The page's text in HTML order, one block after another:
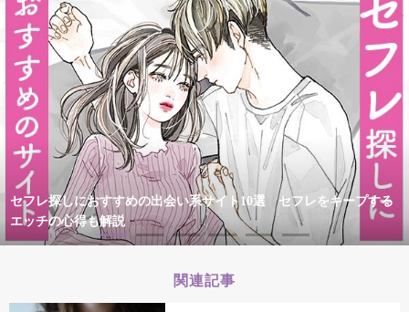
セフレ探しにおすすめの出会い系サイト10選 セフレをキープする
エッチの心得も解説
関連記事